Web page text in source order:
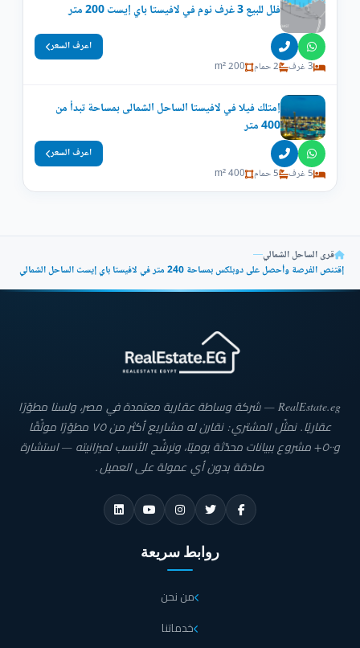
فلل للبيع 3 غرف نوم في لافيستا باي إيست 200 متر
3 غرف 2 حمام 200 m²
اعرف السعر
إمتلك فيلا في لافيستا الساحل الشمالى بمساحة تبدأ من
400 متر
5 غرف 5 حمام 400 m²
اعرف السعر
قرى الساحل الشمالي—
إقتنص الفرصة وأحصل على دوبلكس بمساحة 240 متر في لافيستا باي إيست الساحل الشمالي
RealEstate.eg — شركة وساطة عقارية معتمدة في مصر، ولسنا مطوّرًا
عقاريًا. نمثّل المشتري: نقارن له مشاريع أكثر من ٧٥ مطوّرًا موثّقًا
و٥٠٠+ مشروع ببيانات محدّثة يوميًا، ونرشّح الأنسب لميزانيته — استشارة
صادقة بدون أي عمولة على العميل.
روابط سريعة
من نحن
خدماتنا